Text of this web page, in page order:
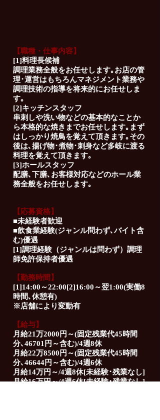
【職種・仕事内容】
[1]料理長候補
調理業務全般をお任せします｡お店の管
理･運営はもちろんマネジメント業務や
調理技術の指導を将来的にお任せしま
す｡
[2]キッチンスタッフ
串刺しや洗い物などの基本的なことか
ら本格的な焼きまでお任せします｡まず
はしっかり焼鳥を覚えて頂きます｡その
後は､揚げ物･煮物･刺身など多岐に渡る
料理を覚えて頂きます｡
[3]ホールスタッフ
配膳､下膳､お客様対応などのホール業
務全般をお任せします｡
【応募資格】
■未経験者歓迎
■飲食業経験(ジャンル問わず､バイト含
む)優遇
[1]調理経験（ジャンルは問わず）調理
師免許保持者優遇
【勤務時間】
[1]14:00～22:00[2]16:00～翌1:00(実働8
時間､休憩有)
※店舗により変動有
【給与】
月給21万2000円～(固定残業代45時間
分､46701円～含む)/4週8休
月給22万8500円～(固定残業代45時間
分､46644円～含む)/4週6休
月給14万円～/4週8休[未経験･残業なし]
月給16万円～/4週6休[未経験･残業なし]